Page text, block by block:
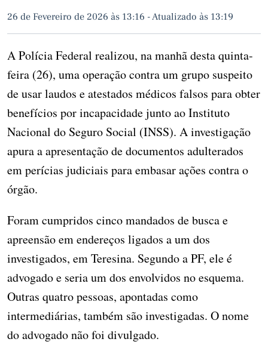
26 de Fevereiro de 2026 às 13:16 -Atualizado às 13:19
A Polícia Federal realizou, na manhã desta quinta-
feira (26), uma operação contra um grupo suspeito
de usar laudos e atestados médicos falsos para obter
benefícios por incapacidade junto ao Instituto
Nacional do Seguro Social (INSS). A investigação
apura a apresentação de documentos adulterados
em perícias judiciais para embasar ações contra o
órgão.
Foram cumpridos cinco mandados de busca e
apreensão em endereços ligados a um dos
investigados, em Teresina. Segundo a PF, ele é
advogado e seria um dos envolvidos no esquema.
Outras quatro pessoas, apontadas como
intermediárias, também são investigadas. O nome
do advogado não foi divulgado.